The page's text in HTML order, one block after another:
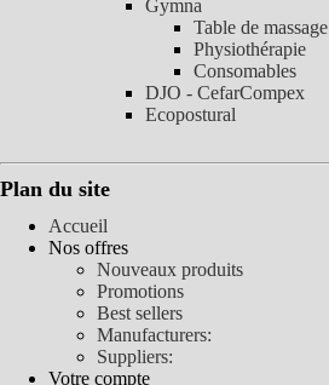
Gymna
Table de massage
Physiothérapie
Consomables
DJO - CefarCompex
Ecopostural
Plan du site
Accueil
Nos offres
Nouveaux produits
Promotions
Best sellers
Manufacturers:
Suppliers:
Votre compte